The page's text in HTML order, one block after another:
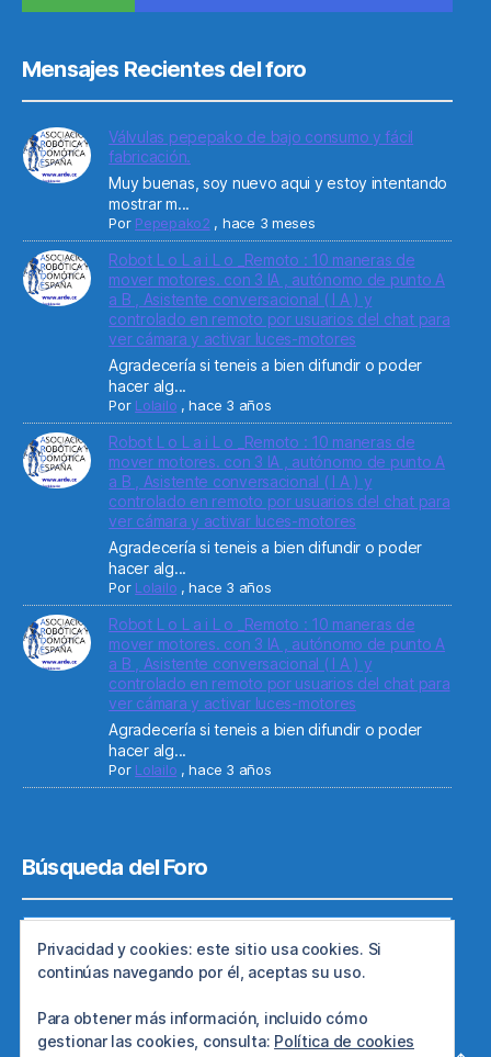
Mensajes Recientes del foro
Válvulas pepepako de bajo consumo y fácil
fabricación.
Muy buenas, soy nuevo aqui y estoy intentando
mostrar m...
Por Pepepako2 , hace 3 meses
Robot L o L a i L o _Remoto : 10 maneras de
mover motores. con 3 IA , autónomo de punto A
a B , Asistente conversacional ( I A ) y
controlado en remoto por usuarios del chat para
ver cámara y activar luces-motores
Agradecería si teneis a bien difundir o poder
hacer alg...
Por Lolailo ,hace 3 años
Robot L o L a i L o _Remoto : 10 maneras de
mover motores. con 3 IA , autónomo de punto A
a B , Asistente conversacional ( I A ) y
controlado en remoto por usuarios del chat para
ver cámara y activar luces-motores
Agradecería si teneis a bien difundir o poder
hacer alg...
Por Lolailo ,hace 3 años
Robot L o L a i L o _Remoto : 10 maneras de
mover motores. con 3 IA , autónomo de punto A
a B , Asistente conversacional ( I A ) y
controlado en remoto por usuarios del chat para
ver cámara y activar luces-motores
Agradecería si teneis a bien difundir o poder
hacer alg...
Por Lolailo ,hace 3 años
Búsqueda del Foro
Privacidad y cookies: este sitio usa cookies. Si
continúas navegando por él, aceptas su uso.
Para obtener más información, incluido cómo
gestionar las cookies, consulta: Política de cookies